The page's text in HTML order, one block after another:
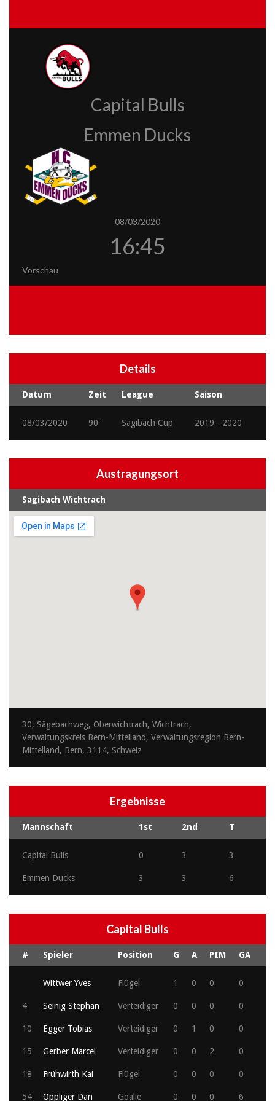
Capital Bulls
Emmen Ducks
08/03/2020
16:45
Vorschau
Details
Datum Zeit League Saison
08/03/2020 90' Sagibach Cup 2019 - 2020
Austragungsort
Sagibach Wichtrach
30, Sägebachweg, Oberwichtrach, Wichtrach,
Verwaltungskreis Bern-Mittelland, Verwaltungsregion Bern-
Mittelland, Bern, 3114, Schweiz
Ergebnisse
Mannschaft 1st 2nd T
Capital Bulls 0 3 3
Emmen Ducks 3 3 6
Capital Bulls
# Spieler Position G A PIM GA
Wittwer Yves Flügel 1 0 0 0
4 Seinig Stephan Verteidiger 0 0 0 0
10 Egger Tobias Verteidiger 0 1 0 0
15 Gerber Marcel Verteidiger 0 0 2 0
18 Frühwirth Kai Flügel 0 0 0 0
54 Oppliger Dan Goalie 0 0 0 6